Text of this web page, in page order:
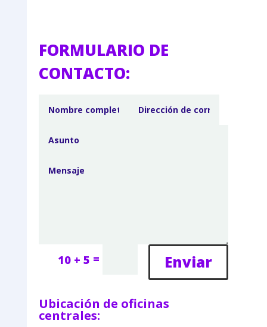
FORMULARIO DE
CONTACTO:
10 + 5 = Enviar
Ubicación de oficinas
centrales: